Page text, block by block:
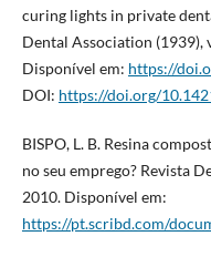
curing lights in private
Dental Association (1939),
Disponível em: https://
DOI: https://doi.org/
BISPO, L. B. Resina
no seu emprego? Revista
2010. Disponível em:
https://pt.scribd.com/